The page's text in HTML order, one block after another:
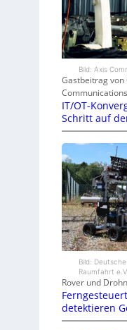
Bild: Axis
Gastbeitrag von
Communications
IT/OT-
Schritt auf
Bild:
Raumfahrt e.V.
Rover und
detektieren